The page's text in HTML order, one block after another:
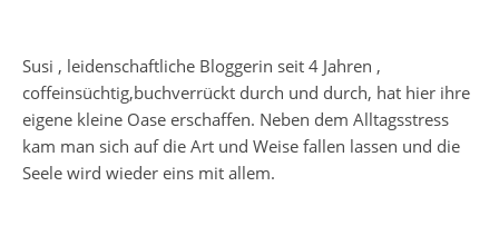
Susi , leidenschaftliche Bloggerin seit 4 Jahren ,
coffeinsüchtig,buchverrückt durch und durch, hat hier ihre
eigene kleine Oase erschaffen. Neben dem Alltagsstress
kam man sich auf die Art und Weise fallen lassen und die
Seele wird wieder eins mit allem.